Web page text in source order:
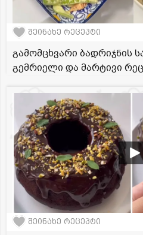
შეინახე რეცეპტი
გამომცხვარი ბადრიჯნის
გემრიელი და მარტივი
შეინახე რეცეპტი